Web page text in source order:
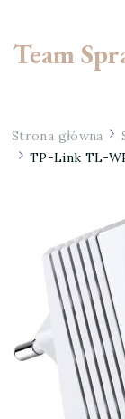
Team
Strona główna
TP-Link TL-